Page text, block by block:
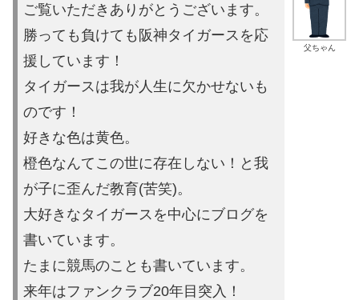
父ちゃん
ご覧いただきあり がとうございます。
勝っても負けても阪神タイガースを応
援しています！
タイガースは我が人生に欠かせないも
のです！
好きな色は黄色。
橙色なんてこの世に存在しない！と我
が子に歪んだ教育(苦笑)。
大好きなタイガースを中心にブログを
書いています。
たまに競馬のことも書いています。
来年はファンクラブ20年目突入！